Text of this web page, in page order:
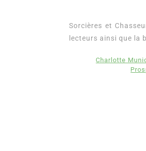
Sorcières et
lecteurs ainsi que la
Charlotte
2026
6 Juil
littérature